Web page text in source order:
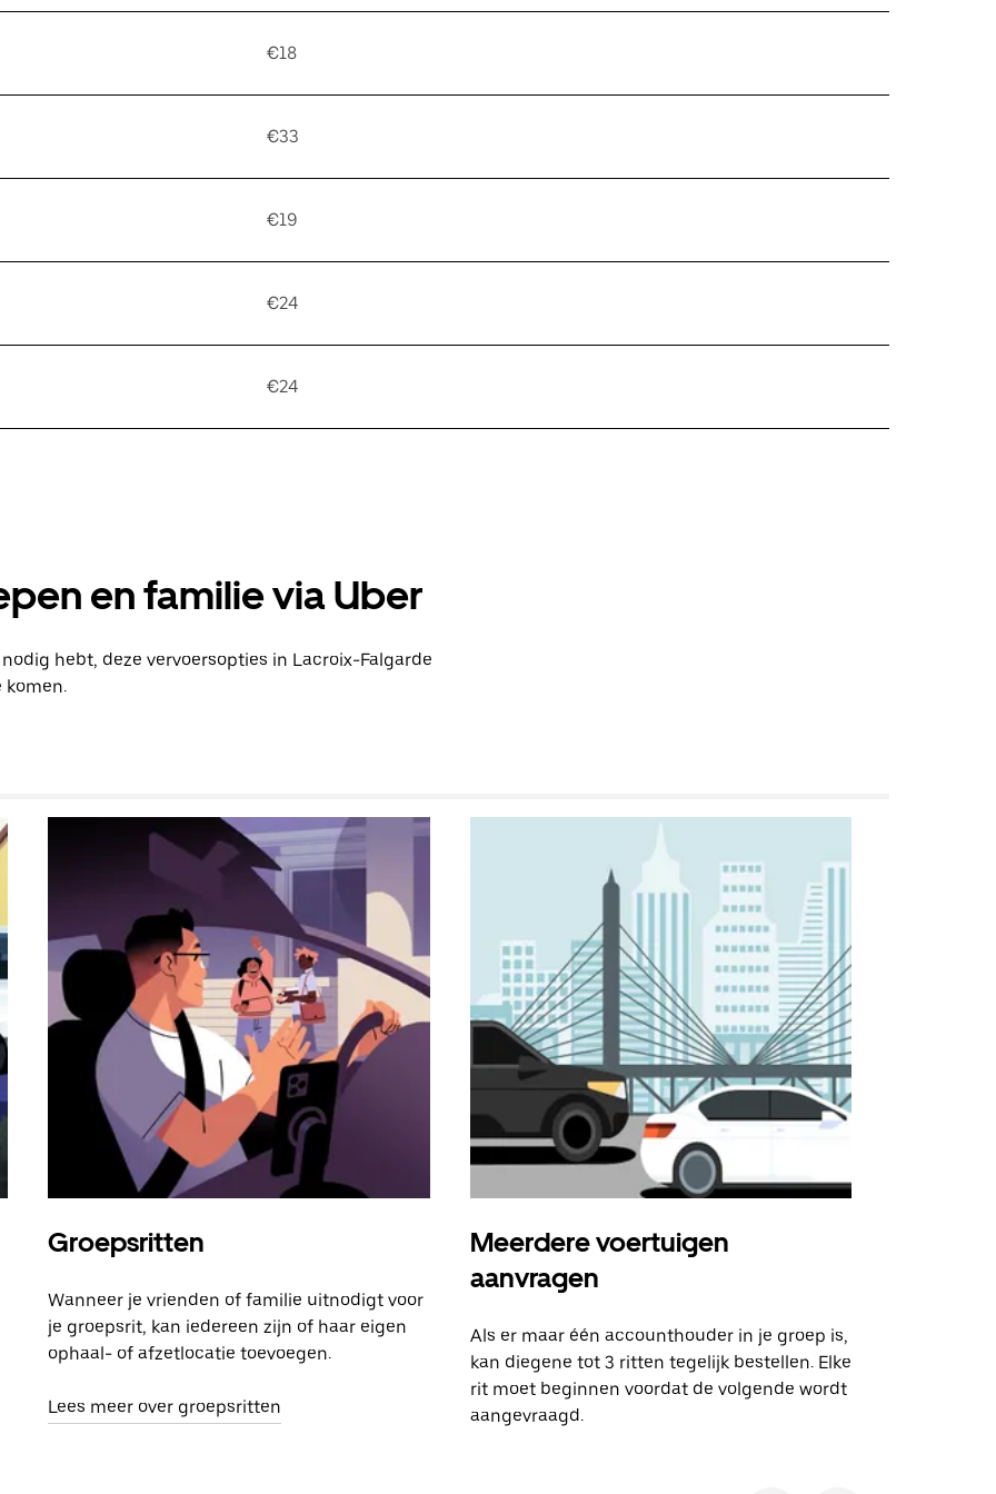
€18
€33
€19
€24
€24
en familie via Uber
hebt, deze vervoersopties in Lacroix-Falgarde
komen.
Groepsritten
Wanneer je vrienden of familie uitnodigt voor
je groepsrit, kan iedereen zijn of haar eigen
ophaal- of afzetlocatie toevoegen.
Lees meer over groepsritten
Meerdere voertuigen
aanvragen
Als er maar één accounthouder in je groep is,
kan diegene tot 3 ritten tegelijk bestellen. Elke
rit moet beginnen voordat de volgende wordt
aangevraagd.